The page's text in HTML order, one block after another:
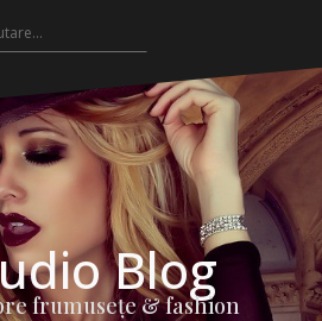
Blog
frumuseţe & fashion